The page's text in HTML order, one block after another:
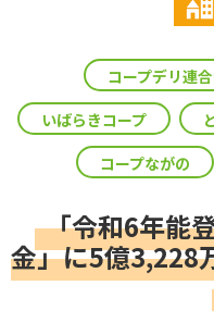
コープデリ連
いばらきコープ
コープながの
「令和6年能
金」に5億3,228